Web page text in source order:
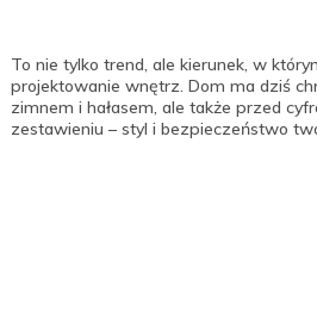
To nie tylko trend, ale kierunek, w
projektowanie wnętrz. Dom ma dziś
zimnem i hałasem, ale także przed
zestawieniu – styl i bezpieczeństwo